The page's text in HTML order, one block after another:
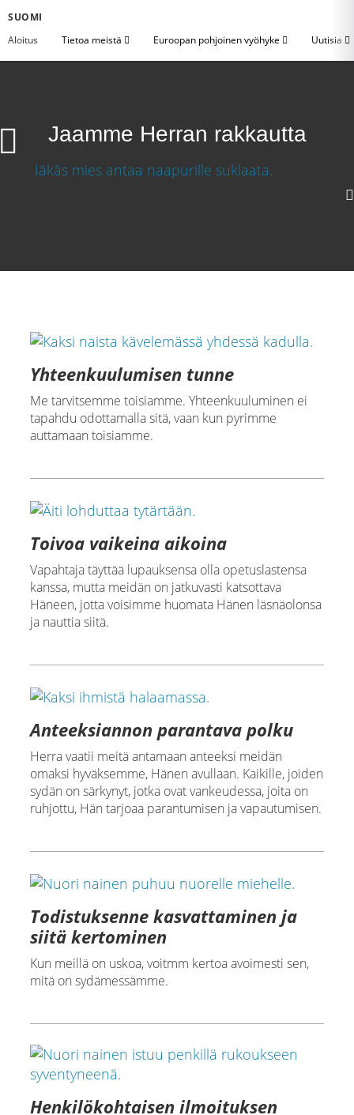
SUOMI
Aloitus
Tietoa meistä Euroopan pohjoinen vyöhyke Uutisia
Jaamme Herran rakkautta
Yhteenkuulumisen tunne
Me tarvitsemme toisiamme. Yhteenkuuluminen ei
tapahdu odottamalla sitä, vaan kun pyrimme
auttamaan toisiamme.
Toivoa vaikeina aikoina
Vapahtaja täyttää lupauksensa olla opetuslastensa
kanssa, mutta meidän on jatkuvasti katsottava
Häneen, jotta voisimme huomata Hänen läsnäolonsa
ja nauttia siitä.
Anteeksiannon parantava polku
Herra vaatii meitä antamaan anteeksi meidän
omaksi hyväksemme, Hänen avullaan. Kaikille, joiden
sydän on särkynyt, jotka ovat vankeudessa, joita on
ruhjottu, Hän tarjoaa parantumisen ja vapautumisen.
Todistuksenne kasvattaminen ja
siitä kertominen
Kun meillä on uskoa, voitmm kertoa avoimesti sen,
mitä on sydämessämme.
Henkilökohtaisen ilmoituksen